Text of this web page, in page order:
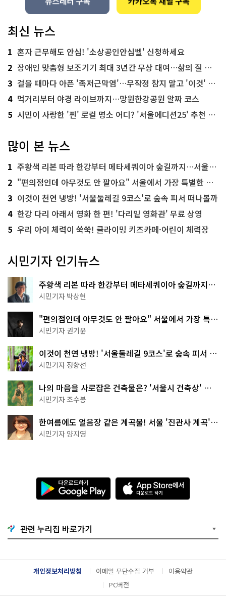
최신 뉴스
1 혼자 근무해도 안심! '소상공인안심벨' 신청하세요
2 장애인 맞춤형 보조기기 최대 3년간 무상 대여…삶의 질 높인다
3 걸을 때마다 아픈 '족저근막염'…무작정 참지 말고 '이것' 해보세요!
4 먹거리부터 야경 라이브까지…망원한강공원 알짜 코스
5 시민이 사랑한 '찐' 로컬 명소 어디? '서울에디션25' 추천 코스
많이 본 뉴스
1 주황색 리본 따라 한강부터 메타세쿼이아 숲길까지…서울둘레길 15코스
2 "편의점인데 아무것도 안 팔아요" 서울에서 가장 특별한 편의점의 정체
3 이것이 천연 냉방! '서울둘레길 9코스'로 숲속 피서 떠나볼까
4 한강 다리 아래서 영화 한 편! '다리밑 영화관' 무료 상영
5 우리 아이 체력이 쑥쑥! 클라이밍 키즈카페·어린이 체력장
시민기자 인기뉴스
주황색 리본 따라 한강부터 메타세쿼이아 숲길까지…
서울둘레길 15코스
시민기자 박상현
"편의점인데 아무것도 안 팔아요" 서울에서 가장 특별
한 편의점의 정체
시민기자 권기윤
이것이 천연 냉방! '서울둘레길 9코스'로 숲속 피서 떠
나볼까
시민기자 정향선
나의 마음을 사로잡은 건축물은? '서울시 건축상' 수
상작 공개!
시민기자 조수봉
한여름에도 얼음장 같은 계곡물! 서울 '진관사 계곡'이
천국이네~
시민기자 양지영
다
운
로
기
G
o
g
l
e
l
A
p
p
e
서
다
운
드
관련 누리집 바로가기
개인정보처리방침 이메일 무단수집 거부
이용약관
PC버전